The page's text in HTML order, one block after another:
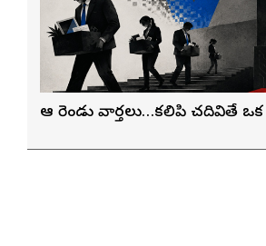
ఆ రెండు వార్తలు…కలిపి చదివితే